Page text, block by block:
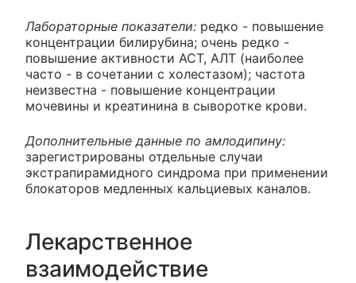
Лабораторные показатели: редко - повышение
концентрации билирубина; очень редко -
повышение активности ACT, АЛТ (наиболее
часто - в сочетании с холестазом); частота
неизвестна - повышение концентрации
мочевины и креатинина в сыворотке крови.
Дополнительные данные по амлодипину:
зарегистрированы отдельные случаи
экстрапирамидного синдрома при применении
блокаторов медленных кальциевых каналов.
Лекарственное
взаимодействие